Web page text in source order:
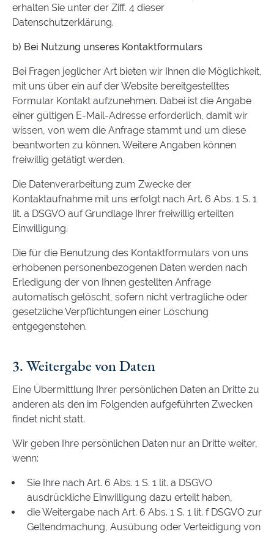
erhalten Sie unter der Ziff. 4 dieser
Datenschutzerklärung.
b) Bei Nutzung unseres Kontaktformulars
Bei Fragen jeglicher Art bieten wir Ihnen die Möglichkeit,
mit uns über ein auf der Website bereitgestelltes
Formular Kontakt aufzunehmen. Dabei ist die Angabe
einer gültigen E-Mail-Adresse erforderlich, damit wir
wissen, von wem die Anfrage stammt und um diese
beantworten zu können. Weitere Angaben können
freiwillig getätigt werden.
Die Datenverarbeitung zum Zwecke der
Kontaktaufnahme mit uns erfolgt nach Art. 6 Abs. 1 S. 1
lit. a DSGVO auf Grundlage Ihrer freiwillig erteilten
Einwilligung.
Die für die Benutzung des Kontaktformulars von uns
erhobenen personenbezogenen Daten werden nach
Erledigung der von Ihnen gestellten Anfrage
automatisch gelöscht, sofern nicht vertragliche oder
gesetzliche Verpflichtungen einer Löschung
entgegenstehen.
3. Weitergabe von Daten
Eine Übermittlung Ihrer persönlichen Daten an Dritte zu
anderen als den im Folgenden aufgeführten Zwecken
findet nicht statt.
Wir geben Ihre persönlichen Daten nur an Dritte weiter,
wenn:
Sie Ihre nach Art. 6 Abs. 1 S. 1 lit. a DSGVO
ausdrückliche Einwilligung dazu erteilt haben,
die Weitergabe nach Art. 6 Abs. 1 S. 1 lit. f DSGVO zur
Geltendmachung, Ausübung oder Verteidigung von